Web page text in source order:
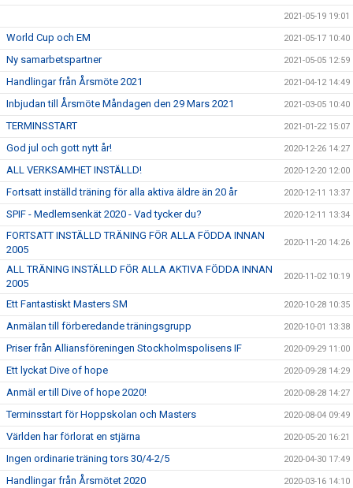
2021-05-19 19:01
World Cup och EM 2021-05-17 10:40
Ny samarbetspartner 2021-05-05 12:59
Handlingar från Årsmöte 2021 2021-04-12 14:49
Inbjudan till Årsmöte Måndagen den 29 Mars 2021 2021-03-05 10:40
TERMINSSTART 2021-01-22 15:07
God jul och gott nytt år! 2020-12-26 14:27
ALL VERKSAMHET INSTÄLLD! 2020-12-20 12:00
Fortsatt inställd träning för alla aktiva äldre än 20 år 2020-12-11 13:37
SPIF - Medlemsenkät 2020 - Vad tycker du? 2020-12-11 13:34
FORTSATT INSTÄLLD TRÄNING FÖR ALLA FÖDDA INNAN
2005
2020-11-20 14:26
ALL TRÄNING INSTÄLLD FÖR ALLA AKTIVA FÖDDA INNAN
2005
2020-11-02 10:19
Ett Fantastiskt Masters SM 2020-10-28 10:35
Anmälan till förberedande träningsgrupp 2020-10-01 13:38
Priser från Alliansföreningen Stockholmspolisens IF 2020-09-29 11:00
Ett lyckat Dive of hope 2020-09-28 14:29
Anmäl er till Dive of hope 2020! 2020-08-28 14:27
Terminsstart för Hoppskolan och Masters 2020-08-04 09:49
Världen har förlorat en stjärna 2020-05-20 16:21
Ingen ordinarie träning tors 30/4-2/5 2020-04-30 17:49
Handlingar från Årsmötet 2020 2020-03-16 14:10